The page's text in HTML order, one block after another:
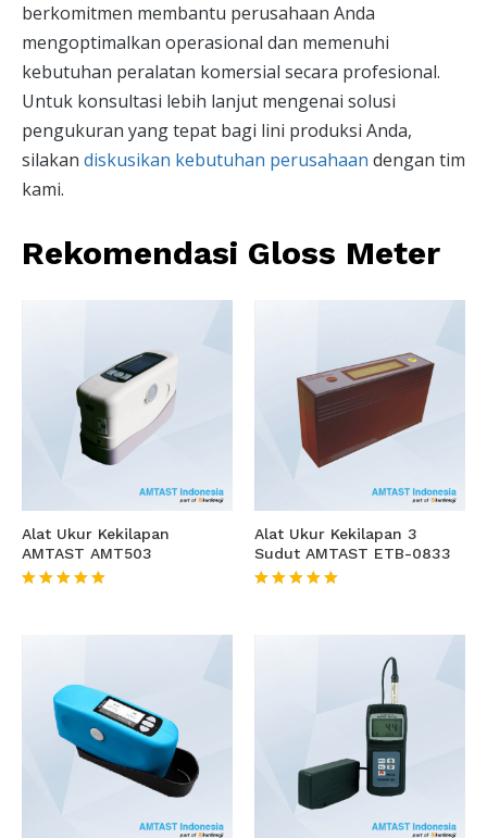
berkomitmen membantu perusahaan Anda
mengoptimalkan operasional dan memenuhi
kebutuhan peralatan komersial secara profesional.
Untuk konsultasi lebih lanjut mengenai solusi
pengukuran yang tepat bagi lini produksi Anda,
silakan diskusikan kebutuhan perusahaan dengan tim
kami.
Rekomendasi Gloss Meter
Alat Ukur Kekilapan
AMTAST AMT503
Alat Ukur Kekilapan 3
Sudut AMTAST ETB-0833